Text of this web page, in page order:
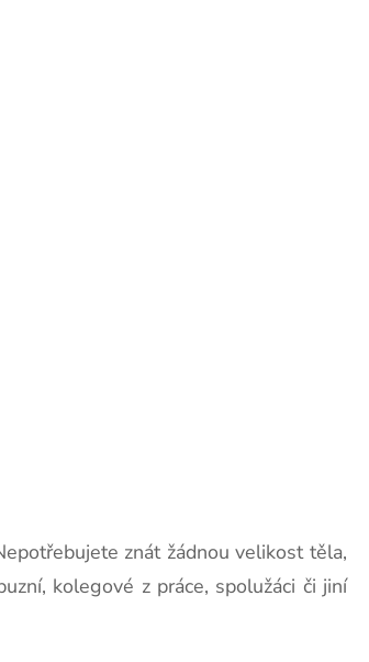
znát žádnou velikost těla,
kolegové z práce, spolužáci či jiní